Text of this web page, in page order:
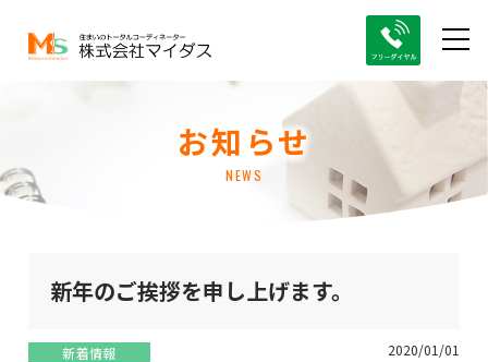
お知らせ
NEWS
新年のご挨拶を申し上げます。
新着情報 2020/01/01